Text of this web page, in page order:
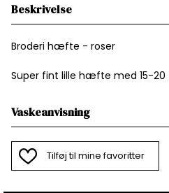
Beskrivelse
Broderi hæfte - roser
Super fint lille hæfte med 15-20
Vaskeanvisning
Tilføj til mine favoritter